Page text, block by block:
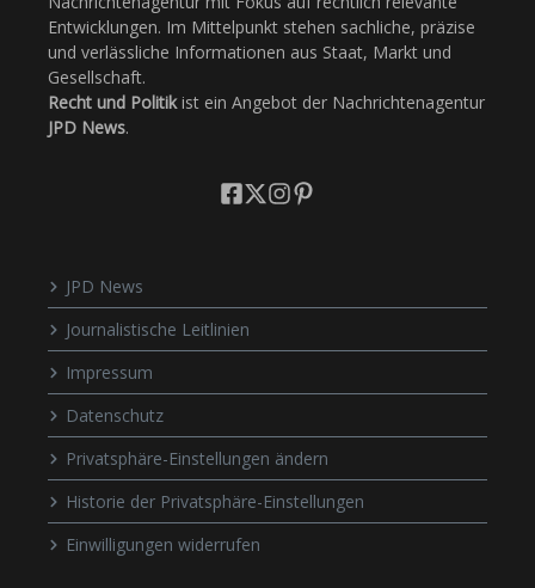
Entwicklungen. Im Mittelpunkt stehen sachliche, präzise
und verlässliche Informationen aus Staat, Markt und
Gesellschaft.
Recht und Politikist ein Angebot der Nachrichtenagentur
JPD News.
JPD News
Journalistische Leitlinien
Impressum
Datenschutz
Privatsphäre-Einstellungen ändern
Historie der Privatsphäre-Einstellungen
Einwilligungen widerrufen